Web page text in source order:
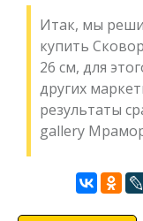
Итак, мы
купить
26 см, для
других
результаты
gallery